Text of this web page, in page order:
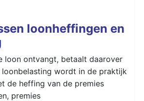
loonheffingen en
loon ontvangt, betaalt daarover
loonbelasting wordt in de praktijk
de heffing van de premies
premies